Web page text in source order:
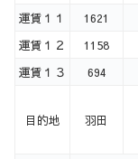
運賃１１
1621
運賃１２
1158
運賃１３
694
目的地 羽田